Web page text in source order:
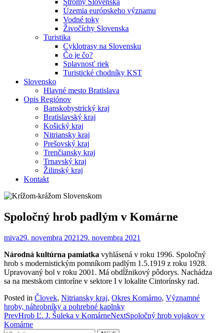
Územia európskeho významu
Vodné toky
Živočíchy Slovenska
Turistika
Cyklotrasy na Slovensku
Čo je čo?
Splavnosť riek
Turistické chodníky KST
Slovensko
Hlavné mesto Bratislava
Opis Regiónov
Banskobystrický kraj
Bratislavský kraj
Košický kraj
Nitriansky kraj
Prešovský kraj
Trenčiansky kraj
Trnavský kraj
Žilinský kraj
Kontakt
Spoločný hrob padlým v Komárne
miva29. novembra 2021 29. novembra 2021
Národná kultúrna pamiatka vyhlásená v roku 1996. Spoločný
hrob s modernistickým pomníkom padlým 1.5.1919 z roku 1928.
Upravovaný bol v roku 2001. Má obdĺžnikový pôdorys. Nachádza
sa na mestskom cintoríne v sektore I v lokalite Cintorínsky rad.
Posted in Človek, Nitriansky kraj, Okres Komárno, Významné
hroby, náhrobníky a pohrebné kaplnky
Post
navigation
PrevHrob Ľ. J. Šuleka v KomárneNextSpoločný hrob vojakov v
Komárne